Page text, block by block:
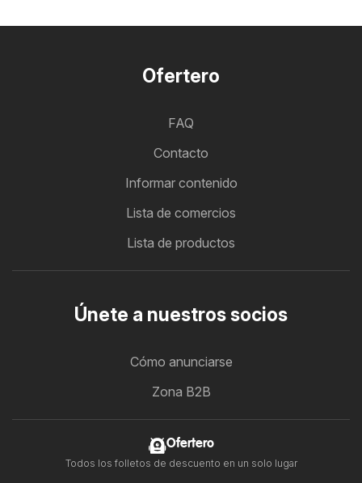
Ofertero
FAQ
Contacto
Informar contenido
Lista de comercios
Lista de productos
Únete a nuestros socios
Cómo anunciarse
Zona B2B
Ofertero
Todos los folletos de descuento en un solo lugar